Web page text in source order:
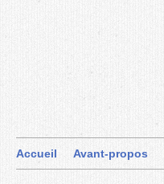
Accueil Avant-propos